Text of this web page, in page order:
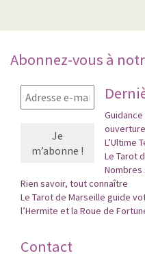
Abonnez-vous à
L’Ultime
Le Tarot
Nombres
Rien savoir, tout connaître
Le Tarot de Marseille guide
l’Hermite et la Roue de
Contact